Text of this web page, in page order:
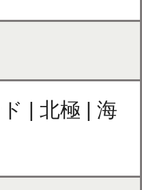
| 北極 | 海